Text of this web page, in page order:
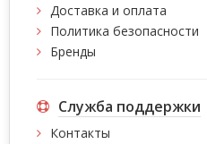
Доставка и оплата
Политика безопасности
Бренды
Служба поддержки
Контакты